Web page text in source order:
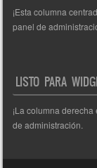
¡Esta columna
panel de
LISTO PARA
¡La columna
de administración.